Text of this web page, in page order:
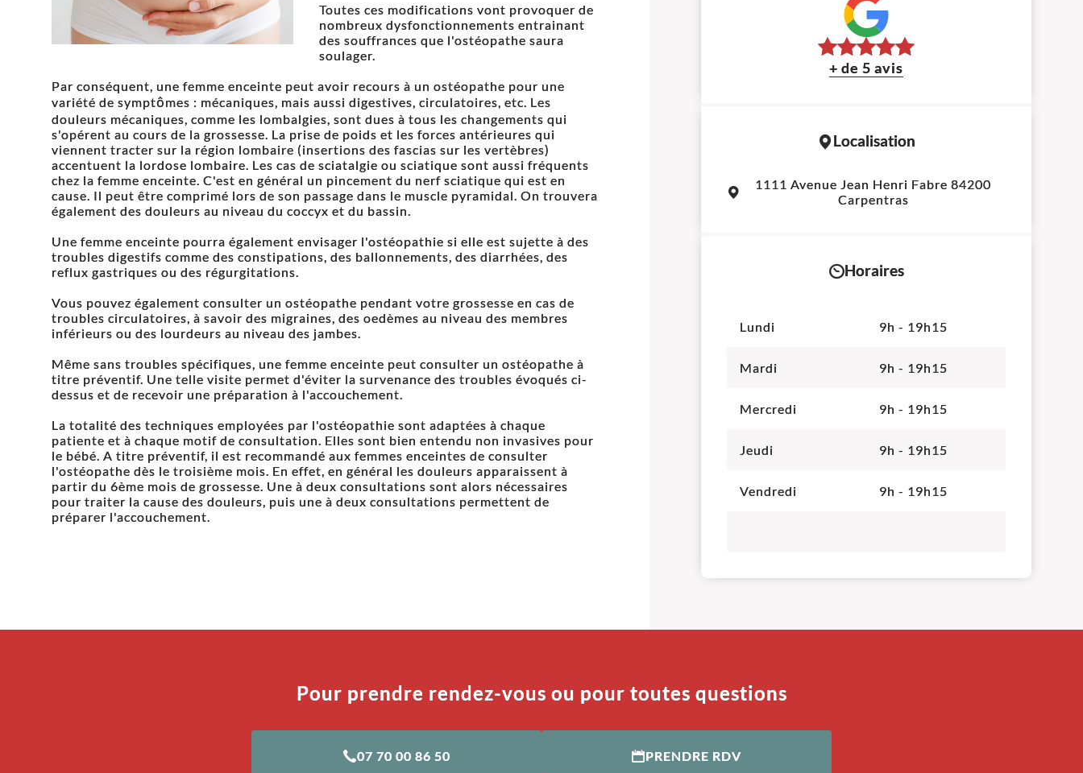
Toutes ces modifications vont provoquer de
nombreux dysfonctionnements entrainant
des souffrances que l'ostéopathe saura
soulager.
Par conséquent, une femme enceinte peut avoir recours à un ostéopathe pour une
variété de symptômes : mécaniques, mais aussi digestives, circulatoires, etc. Les
douleurs mécaniques, comme les lombalgies, sont dues à tous les changements qui
s'opérent au cours de la grossesse. La prise de poids et les forces antérieures qui
viennent tracter sur la région lombaire (insertions des fascias sur les vertèbres)
accentuent la lordose lombaire. Les cas de sciatalgie ou sciatique sont aussi fréquents
chez la femme enceinte. C'est en général un pincement du nerf sciatique qui est en
cause. Il peut être comprimé lors de son passage dans le muscle pyramidal. On trouvera
également des douleurs au niveau du coccyx et du bassin.
Une femme enceinte pourra également envisager l'ostéopathie si elle est sujette à des
troubles digestifs comme des constipations, des ballonnements, des diarrhées, des
reflux gastriques ou des régurgitations.
Vous pouvez également consulter un ostéopathe pendant votre grossesse en cas de
troubles circulatoires, à savoir des migraines, des oedèmes au niveau des membres
inférieurs ou des lourdeurs au niveau des jambes.
Même sans troubles spécifiques, une femme enceinte peut consulter un ostéopathe à
titre préventif. Une telle visite permet d'éviter la survenance des troubles évoqués ci-
dessus et de recevoir une préparation à l'accouchement.
La totalité des techniques employées par l'ostéopathie sont adaptées à chaque
patiente et à chaque motif de consultation. Elles sont bien entendu non invasives pour
le bébé. A titre préventif, il est recommandé aux femmes enceintes de consulter
l'ostéopathe dès le troisième mois. En effet, en général les douleurs apparaissent à
partir du 6ème mois de grossesse. Une à deux consultations sont alors nécessaires
pour traiter la cause des douleurs, puis une à deux consultations permettent de
préparer l'accouchement.
+ de 5 avis
Localisation
1111 Avenue Jean Henri Fabre 84200
Carpentras
Horaires
Lundi 9h - 19h15
Mardi 9h - 19h15
Mercredi 9h - 19h15
Jeudi 9h - 19h15
Vendredi 9h - 19h15
Pour prendre rendez-vous ou pour toutes questions
07 70 00 86 50 PRENDRE RDV